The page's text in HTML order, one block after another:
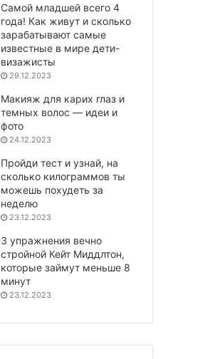
Самой младшей всего 4
года! Как живут и сколько
зарабатывают самые
известные в мире дети-
визажисты
29.12.2023
Макияж для карих глаз и
темных волос — идеи и
фото
24.12.2023
Пройди тест и узнай, на
сколько килограммов ты
можешь похудеть за
неделю
23.12.2023
3 упражнения вечно
стройной Кейт Миддлтон,
которые займут меньше 8
минут
23.12.2023